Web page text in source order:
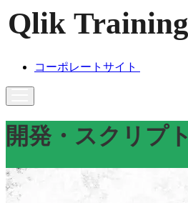
コーポレートサイト
開発・スクリプト